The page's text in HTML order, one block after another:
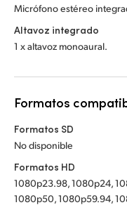
Micrófono estéreo
Altavoz integrado
1 x altavoz monoaural.
Formatos
Formatos SD
No disponible
Formatos HD
1080p23.98, 1080p24,
1080p50, 1080p59.94,